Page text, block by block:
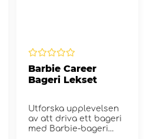
Barbie Career
Bageri Lekset
Utforska upplevelsen
av att driva ett bageri
med Barbie-bageri